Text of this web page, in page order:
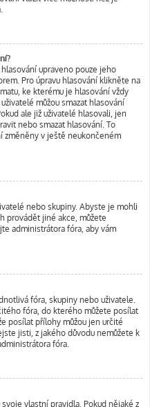
upraveno pouze jeho
Pro úpravu hlasování klikněte na
ke kterému je hlasování vždy
můžou smazat hlasování
ale již uživatelé hlasovali, jen
nebo smazat hlasování. To
změněny v ještě neukončeném
nebo skupiny. Abyste je mohli
provádět jiné akce, můžete
administrátora fóra, aby vám
fóra, skupiny nebo uživatele.
fóra, do kterého můžete posílat
posílat přílohy můžou jen určité
jisti, z jakého důvodu nemůžete k
fóra.
vlastní pravidla. Pokud nějaké z